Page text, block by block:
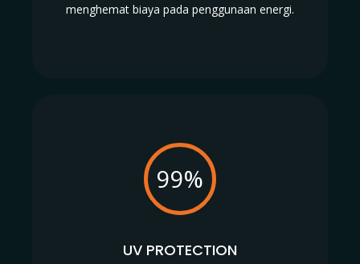
menghemat biaya pada penggunaan energi.
99%
UV PROTECTION